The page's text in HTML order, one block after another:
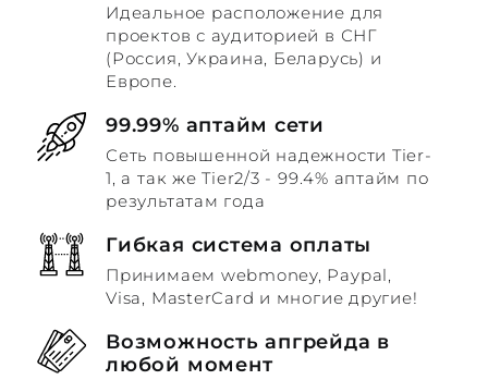
Идеальное расположение для
проектов с аудиторией в СНГ
(Россия, Украина, Беларусь) и
Европе.
99.99% аптайм сети
Сеть повышенной надежности Tier-
1, а так же Tier2/3 - 99.4% аптайм по
результатам года
Гибкая система оплаты
Принимаем webmoney, Paypal,
Visa, MasterCard и многие другие!
Возможность апгрейда в
любой момент